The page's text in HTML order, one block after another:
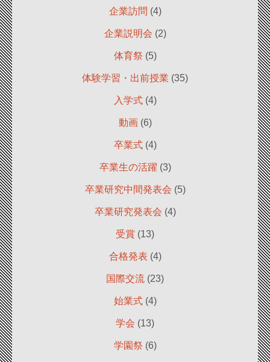
企業訪問 (4)
企業説明会 (2)
体育祭 (5)
体験学習・出前授業 (35)
入学式(4)
動画(6)
卒業式(4)
卒業生の活躍 (3)
卒業研究中間発表会 (5)
卒業研究発表会 (4)
受賞 (13)
合格発表 (4)
国際交流 (23)
始業式(4)
学会 (13)
学園祭 (6)